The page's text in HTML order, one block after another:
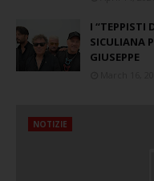
I “TEPPISTI
SICULIANA
GIUSEPPE
NOTIZIE